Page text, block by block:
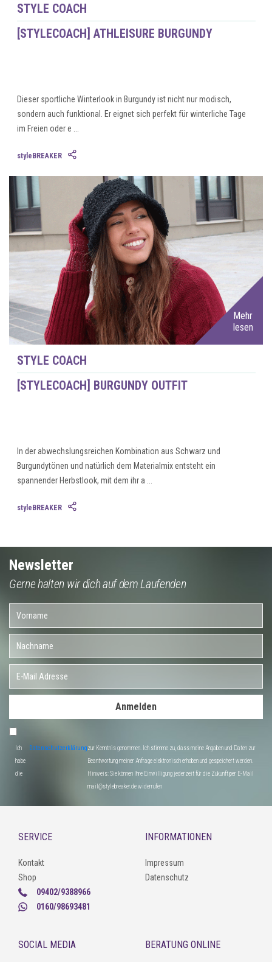
STYLE COACH
[STYLECOACH] ATHLEISURE BURGUNDY
Dieser sportliche Winterlook in Burgundy ist nicht nur modisch,
sondern auch funktional. Er eignet sich perfekt für winterliche Tage
im Freien oder e ...
styleBREAKER
Mehr
lesen
STYLE COACH
[STYLECOACH] BURGUNDY OUTFIT
In der abwechslungsreichen Kombination aus Schwarz und
Burgundytönen und natürlich dem Materialmix entsteht ein
spannender Herbstlook, mit dem ihr a ...
styleBREAKER
Newsletter
Gerne halten wir dich auf dem Laufenden
Anmelden
Ich
habe
die
Datenschutzerklärungzur Kenntnis genommen. Ich stimme zu, dass meine Angaben und Daten zur
Beantwortung meiner Anfrage elektronisch erhoben und gespeichert werden.
Hinweis: Sie können Ihre Einwilligung jederzeit für die Zukunft per E-Mail
mail@stylebreaker.de widerrufen
SERVICE
Kontakt
Shop
09402/9388966
0160/98693481
INFORMATIONEN
Impressum
Datenschutz
SOCIAL MEDIA BERATUNG ONLINE